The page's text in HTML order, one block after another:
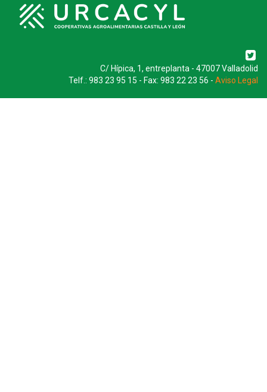
C/ Hípica, 1, entreplanta - 47007 Valladolid
Telf.: 983 23 95 15 - Fax: 983 22 23 56 - Aviso Legal